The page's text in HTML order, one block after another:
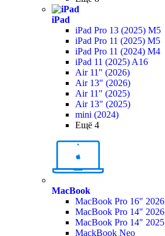
iPad
iPad Pro 13 (2025) M5
iPad Pro 11 (2025) M5
iPad Pro 11 (2024) M4
iPad 11 (2025) A16
Air 11" (2026)
Air 13" (2026)
Air 11" (2025)
Air 13" (2025)
mini (2024)
Ещё 4
MacBook
MacBook Pro 16" 2026
MacBook Pro 14" 2026
MacBook Pro 14" 2025
MackBook Neo